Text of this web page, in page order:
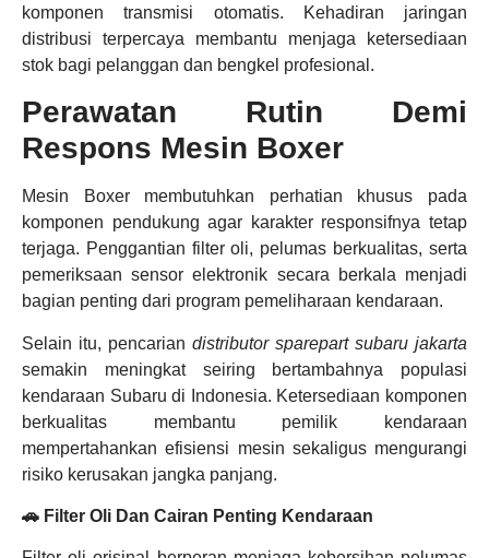
komponen transmisi otomatis. Kehadiran jaringan
distribusi terpercaya membantu menjaga ketersediaan
stok bagi pelanggan dan bengkel profesional.
Perawatan Rutin Demi
Respons Mesin Boxer
Mesin Boxer membutuhkan perhatian khusus pada
komponen pendukung agar karakter responsifnya tetap
terjaga. Penggantian filter oli, pelumas berkualitas, serta
pemeriksaan sensor elektronik secara berkala menjadi
bagian penting dari program pemeliharaan kendaraan.
Selain itu, pencarian distributor sparepart subaru jakarta
semakin meningkat seiring bertambahnya populasi
kendaraan Subaru di Indonesia. Ketersediaan komponen
berkualitas membantu pemilik kendaraan
mempertahankan efisiensi mesin sekaligus mengurangi
risiko kerusakan jangka panjang.
🚗 Filter Oli Dan Cairan Penting Kendaraan